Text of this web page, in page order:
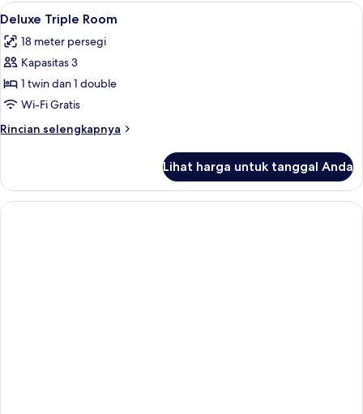
Lihat
semua
foto
untuk
Deluxe
Triple
Room
Seprai premium, tempat tidur Select
20
Deluxe Triple Room
18 meter persegi
Kapasitas 3
1 twin dan 1 double
Wi-Fi Gratis
Rincian selengkapnya
Rincian
Deluxe
Triple
Room
Lihat harga untuk tanggal Anda